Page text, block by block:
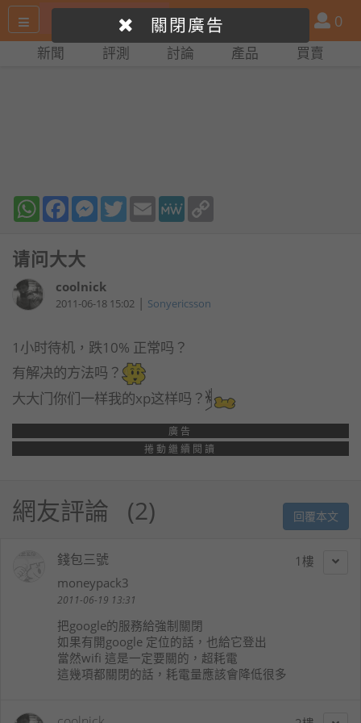
尋
產
品
比
會
員
0
新聞 評測 討論 產品 買賣
WhatsAppFacebookMessenger
TwitterEmail MeWe
请问大大
coolnick
2011-06-18 15:02 | Sonyericsson
1小时待机，跌10% 正常吗？
有解决的方法吗？
大大门你们一样我的xp这样吗？
關閉廣告
廣告
捲動繼續閱讀
網友評論 2 回覆本文
1
錢包三號
moneypack3
2011-06-19 13:31
把google的服務給強制關閉
如果有開google 定位的話，也給它登出
當然wifi 這是一定要關的，超耗電
這幾項都關閉的話，耗電量應該會降低很多